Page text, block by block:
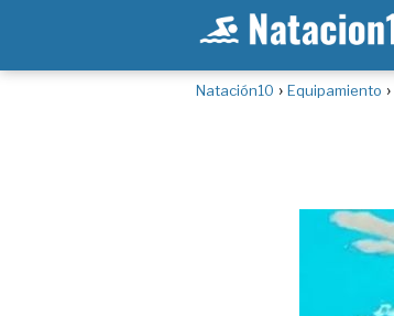
Natación10 Equipamiento